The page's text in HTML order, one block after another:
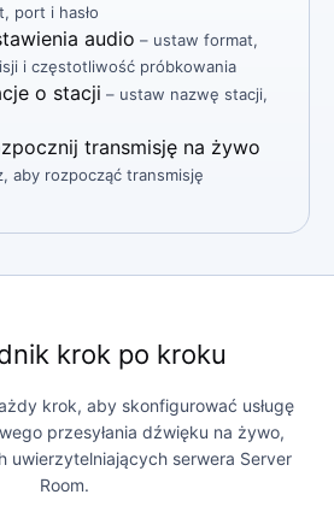
port i hasło
audio – ustaw format,
i częstotliwość próbkowania
o stacji – ustaw nazwę stacji,
transmisję na żywo
aby rozpocząć transmisję
krok po kroku
krok, aby skonfigurować usługę
przesyłania dźwięku na żywo,
uwierzytelniających serwera Server
Room.